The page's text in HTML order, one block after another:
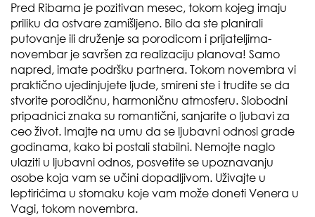
Pred Ribama je pozitivan mesec, tokom kojeg imaju
priliku da ostvare zamišljeno. Bilo da ste planirali
putovanje ili druženje sa porodicom i prijateljima-
novembar je savršen za realizaciju planova! Samo
napred, imate podršku partnera. Tokom novembra vi
praktično ujedinjujete ljude, smireni ste i trudite se da
stvorite porodičnu, harmoničnu atmosferu. Slobodni
pripadnici znaka su romantični, sanjarite o ljubavi za
ceo život. Imajte na umu da se ljubavni odnosi grade
godinama, kako bi postali stabilni. Nemojte naglo
ulaziti u ljubavni odnos, posvetite se upoznavanju
osobe koja vam se učini dopadljivom. Uživajte u
leptirićima u stomaku koje vam može doneti Venera u
Vagi, tokom novembra.